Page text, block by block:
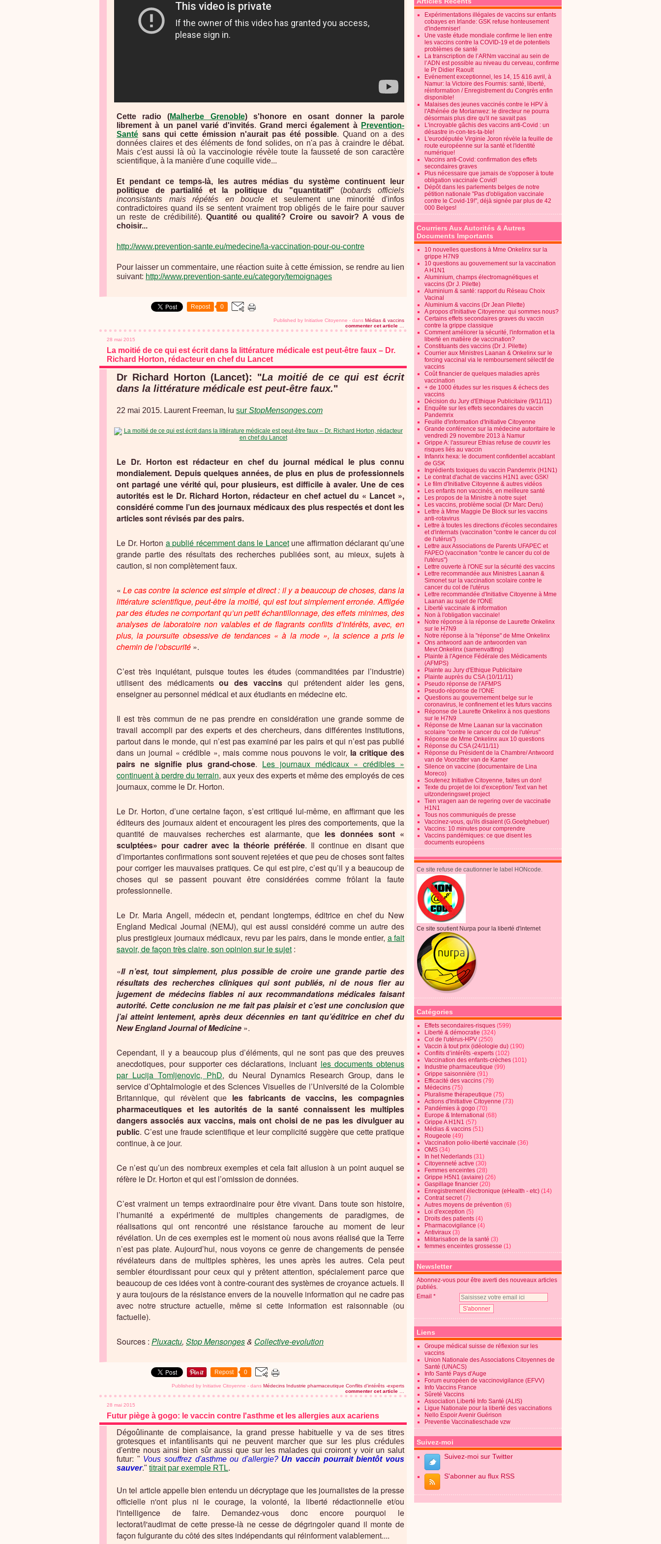
Cette radio (Malherbe Grenoble) s'honore en osant donner la parole
librement à un panel varié d'invités. Grand merci également à Prevention-
Santé sans qui cette émission n'aurait pas été possible. Quand on a des
données claires et des éléments de fond solides, on n'a pas à craindre le débat.
Mais c'est aussi là où la vaccinologie révèle toute la fausseté de son caractère
scientifique, à la manière d'une coquille vide...
Et pendant ce temps-là, les autres médias du système continuent leur
politique de partialité et la politique du "quantitatif" (bobards officiels
inconsistants mais répétés en boucle et seulement une minorité d'infos
contradictoires quand ils se sentent vraiment trop obligés de le faire pour sauver
un reste de crédibilité).Quantité ou qualité? Croire ou savoir? A vous de
choisir...
http://www.prevention-sante.eu/medecine/la-vaccination-pour-ou-contre
Pour laisser un commentaire, une réaction suite à cette émission, se rendre au lien
suivant: http://www.prevention-sante.eu/category/temoignages
Repost 0
Published by Initiative Citoyenne - dans Médias & vaccins
commenter cet article
28 mai 2015
La moitié de ce qui est écrit dans la littérature médicale est peut-être faux – Dr.
Richard Horton, rédacteur en chef du Lancet
Dr Richard Horton (Lancet): "La moitié de ce qui est écrit
dans la littérature médicale est peut-être faux."
22 mai 2015. Laurent Freeman, lu sur StopMensonges.com
Le Dr. Horton est rédacteur en chef du journal médical le plus connu
mondialement. Depuis quelques années, de plus en plus de professionnels
ont partagé une vérité qui, pour plusieurs, est difficile à avaler. Une de ces
autorités est le Dr. Richard Horton, rédacteur en chef actuel du « Lancet »,
considéré comme l’un des journaux médicaux des plus respectés et dont les
articles sont révisés par des pairs.
Le Dr. Horton a publié récemment dans le Lancetune affirmation déclarant qu’une
grande partie des résultats des recherches publiées sont, au mieux, sujets à
caution, si non complètement faux.
«Le cas contre la science est simple et direct : il y a beaucoup de choses, dans la
littérature scientifique, peut-être la moitié, qui est tout simplement erronée. Affligée
par des études ne comportant qu’un petit échantillonnage, des effets minimes, des
analyses de laboratoire non valables et de flagrants conflits d’intérêts, avec, en
plus, la poursuite obsessive de tendances « à la mode », la science a pris le
chemin de l’obscurité ».
C’est très inquiétant, puisque toutes les études (commanditées par l’industrie)
utilisent des médicamentsou des vaccins qui prétendent aider les gens,
enseigner au personnel médical et aux étudiants en médecine etc.
Il est très commun de ne pas prendre en considération une grande somme de
travail accompli par des experts et des chercheurs, dans différentes institutions,
partout dans le monde, qui n’est pas examiné par les pairs et qui n’est pas publié
dans un journal « crédible », mais comme nous pouvons le voir, la critique des
pairs ne signifie plus grand-chose. Les journaux médicaux « crédibles »
continuent à perdre du terrain, aux yeux des experts et même des employés de ces
journaux, comme le Dr. Horton.
Le Dr. Horton, d’une certaine façon, s’est critiqué lui-même, en affirmant que les
éditeurs des journaux aident et encouragent les pires des comportements, que la
quantité de mauvaises recherches est alarmante, que les données sont «
sculptées» pour cadrer avec la théorie préférée. Il continue en disant que
d’importantes confirmations sont souvent rejetées et que peu de choses sont faites
pour corriger les mauvaises pratiques. Ce qui est pire, c’est qu’il y a beaucoup de
choses qui se passent pouvant être considérées comme frôlant la faute
professionnelle.
Le Dr. Maria Angell, médecin et, pendant longtemps, éditrice en chef du New
England Medical Journal (NEMJ), qui est aussi considéré comme un autre des
plus prestigieux journaux médicaux, revu par les pairs, dans le monde entier, a fait
savoir, de façon très claire, son opinion sur le sujet :
«Il n’est, tout simplement, plus possible de croire une grande partie des
résultats des recherches cliniques qui sont publiés, ni de nous fier au
jugement de médecins fiables ni aux recommandations médicales faisant
autorité. Cette conclusion ne me fait pas plaisir et c’est une conclusion que
j’ai atteint lentement, après deux décennies en tant qu’éditrice en chef du
New England Journal of Medicine ».
Cependant, il y a beaucoup plus d’éléments, qui ne sont pas que des preuves
anecdotiques, pour supporter ces déclarations, incluant les documents obtenus
par Lucija Tomljenovic, PhD, du Neural Dynamics Research Group, dans le
service d’Ophtalmologie et des Sciences Visuelles de l’Université de la Colombie
Britannique, qui révèlent que les fabricants de vaccins, les compagnies
pharmaceutiques et les autorités de la santé connaissent les multiples
dangers associés aux vaccins, mais ont choisi de ne pas les divulguer au
public. C’est une fraude scientifique et leur complicité suggère que cette pratique
continue, à ce jour.
Ce n’est qu’un des nombreux exemples et cela fait allusion à un point auquel se
réfère le Dr. Horton et qui est l’omission de données.
C’est vraiment un temps extraordinaire pour être vivant. Dans toute son histoire,
l’humanité a expérimenté de multiples changements de paradigmes, de
réalisations qui ont rencontré une résistance farouche au moment de leur
révélation. Un de ces exemples est le moment où nous avons réalisé que la Terre
n’est pas plate. Aujourd’hui, nous voyons ce genre de changements de pensée
révélateurs dans de multiples sphères, les unes après les autres. Cela peut
sembler étourdissant pour ceux qui y prêtent attention, spécialement parce que
beaucoup de ces idées vont à contre-courant des systèmes de croyance actuels. Il
y aura toujours de la résistance envers de la nouvelle information qui ne cadre pas
avec notre structure actuelle, même si cette information est raisonnable (ou
factuelle).
Sources : Pluxactu, Stop Mensonges& Collective-evolution
Repost 0
Published by Initiative Citoyenne - dans Médecins Industrie pharmaceutique Conflits d’intérêts -experts
commenter cet article
28 mai 2015
Futur piège à gogo: le vaccin contre l'asthme et les allergies aux acariens
Dégoûlinante de complaisance, la grand presse habituelle y va de ses titres
grotesques et infantilisants qui ne peuvent marcher que sur les plus crédules
d'entre nous ainsi bien sûr aussi que sur les malades qui croiront y voir un salut
futur: " Vous souffrez d'asthme ou d'allergie? Un vaccin pourrait bientôt vous
sauver." titrait par exemple RTL.
Un tel article appelle bien entendu un décryptage que les journalistes de la presse
officielle n'ont plus ni le courage, la volonté, la liberté rédactionnelle et/ou
l'intelligence de faire. Demandez-vous donc encore pourquoi le
lectorat/l'audimat de cette presse-là ne cesse de dégringoler quand il monte de
façon fulgurante du côté des sites indépendants qui réinforment valablement....
Expérimentations illégales de vaccins sur enfants
cobayes en Irlande: GSK refuse honteusement
d'indemniser!
Une vaste étude mondiale confirme le lien entre
les vaccins contre la COVID-19 et de potentiels
problèmes de santé
La transcription de l’ARNm vaccinal au sein de
l’ADN est possible au niveau du cerveau, confirme
le Pr Didier Raoult
Evénement exceptionnel, les 14, 15 &16 avril, à
Namur: la Victoire des Fourmis: santé, liberté,
réinformation / Enregistrement du Congrès enfin
disponible!
Malaises des jeunes vaccinés contre le HPV à
l'Athénée de Morlanwez: le directeur ne pourra
désormais plus dire qu'il ne savait pas
L'incroyable gâchis des vaccins anti-Covid : un
désastre in-con-tes-ta-ble!
L'eurodéputée Virginie Joron révèle la feuille de
route européenne sur la santé et l'identité
numérique!
Vaccins anti-Covid: confirmation des effets
secondaires graves
Plus nécessaire que jamais de s'opposer à toute
obligation vaccinale Covid!
Dépôt dans les parlements belges de notre
pétition nationale "Pas d'obligation vaccinale
contre le Covid-19!", déjà signée par plus de 42
000 Belges!
Courriers Aux Autorités & Autres
Documents Importants
10 nouvelles questions à Mme Onkelinx sur la
grippe H7N9
10 questions au gouvernement sur la vaccination
A H1N1
Aluminium, champs électromagnétiques et
vaccins (Dr J. Pilette)
Aluminium & santé: rapport du Réseau Choix
Vacinal
Aluminium & vaccins (Dr Jean Pilette)
A propos d'Initiative Citoyenne: qui sommes nous?
Certains effets secondaires graves du vaccin
contre la grippe classique
Comment améliorer la sécurité, l'information et la
liberté en matière de vaccination?
Constituants des vaccins (Dr J. Pilette)
Courrier aux Ministres Laanan & Onkelinx sur le
forcing vaccinal via le remboursement sélectif de
vaccins
Coût financier de quelques maladies après
vaccination
+ de 1000 études sur les risques & échecs des
vaccins
Décision du Jury d'Ethique Publicitaire (9/11/11)
Enquête sur les effets secondaires du vaccin
Pandemrix
Feuille d'information d'Initiative Citoyenne
Grande conférence sur la médecine autoritaire le
vendredi 29 novembre 2013 à Namur
Grippe A: l'assureur Ethias refuse de couvrir les
risques liés au vaccin
Infanrix hexa: le document confidentiel accablant
de GSK
Ingrédients toxiques du vaccin Pandemrix (H1N1)
Le contrat d'achat de vaccins H1N1 avec GSK!
Le film d'Initiative Citoyenne & autres vidéos
Les enfants non vaccinés, en meilleure santé
Les propos de la Ministre à notre sujet
Les vaccins, problème social (Dr Marc Deru)
Lettre à Mme Maggie De Block sur les vaccins
anti-rotavirus
Lettre à toutes les directions d'écoles secondaires
et d'internats (vaccination "contre le cancer du col
de l'utérus")
Lettre aux Associations de Parents UFAPEC et
FAPEO (vaccination "contre le cancer du col de
l'utérus")
Lettre ouverte à l'ONE sur la sécurité des vaccins
Lettre recommandée aux Ministres Laanan &
Simonet sur la vaccination scolaire contre le
cancer du col de l'utérus
Lettre recommandée d'Initiative Citoyenne à Mme
Laanan au sujet de l'ONE
Liberté vaccinale & information
Non à l'obligation vaccinale!
Notre réponse à la réponse de Laurette Onkelinx
sur le H7N9
Notre réponse à la "réponse" de Mme Onkelinx
Ons antwoord aan de antwoorden van
Mevr.Onkelinx (samenvatting)
Plainte à l'Agence Fédérale des Médicaments
(AFMPS)
Plainte au Jury d'Ethique Publicitaire
Plainte auprès du CSA (10/11/11)
Pseudo réponse de l'AFMPS
Pseudo-réponse de l'ONE
Questions au gouvernement belge sur le
coronavirus, le confinement et les futurs vaccins
Réponse de Laurette Onkelinx à nos questions
sur le H7N9
Réponse de Mme Laanan sur la vaccination
scolaire "contre le cancer du col de l'utérus"
Réponse de Mme Onkelinx aux 10 questions
Réponse du CSA (24/11/11)
Réponse du Président de la Chambre/ Antwoord
van de Voorzitter van de Kamer
Silence on vaccine (documentaire de Lina
Moreco)
Soutenez Initiative Citoyenne, faites un don!
Texte du projet de loi d'exception/ Text van het
uitzonderingswet project
Tien vragen aan de regering over de vaccinatie
H1N1
Tous nos communiqués de presse
Vaccinez-vous, qu'ils disaient (G.Goetghebuer)
Vaccins: 10 minutes pour comprendre
Vaccins pandémiques: ce que disent les
documents européens
Ce site refuse de cautionner le label HONcode.
Ce site soutient Nurpa pour la liberté d'internet
Catégories
Effets secondaires-risques (599)
Liberté & démocratie (324)
Col de l'utérus-HPV (250)
Vaccin à tout prix (idéologie du) (190)
Conflits d’intérêts -experts (102)
Vaccination des enfants-crèches (101)
Industrie pharmaceutique (99)
Grippe saisonnière (91)
Efficacité des vaccins (79)
Médecins (75)
Pluralisme thérapeutique (75)
Actions d'Initiative Citoyenne (73)
Pandémies à gogo (70)
Europe & International (68)
Grippe A H1N1 (57)
Médias & vaccins (51)
Rougeole (49)
Vaccination polio-liberté vaccinale (36)
OMS (34)
In het Nederlands (31)
Citoyenneté active (30)
Femmes enceintes (28)
Grippe H5N1 (aviaire) (26)
Gaspillage financier (20)
Enregistrement électronique (eHealth - etc) (14)
Contrat secret(7)
Autres moyens de prévention (6)
Loi d'exception (5)
Droits des patients (4)
Pharmacovigilance (4)
Antiviraux (3)
Militarisation de la santé (3)
femmes enceintes grossesse (1)
Newsletter
Abonnez-vous pour être averti des nouveaux articles
publiés.
Email
Liens
Groupe médical suisse de réflexion sur les
vaccins
Union Nationale des Associations Citoyennes de
Santé (UNACS)
Info Santé Pays d'Auge
Forum européen de vaccinovigilance (EFVV)
Info Vaccins France
Sûreté Vaccins
Association Liberté Info Santé (ALIS)
Ligue Nationale pour la liberté des vaccinations
Nello Espoir Avenir Guérison
Preventie Vaccinatieschade vzw
Suivez-moi
Suivez-moi sur Twitter
S'abonner au flux RSS